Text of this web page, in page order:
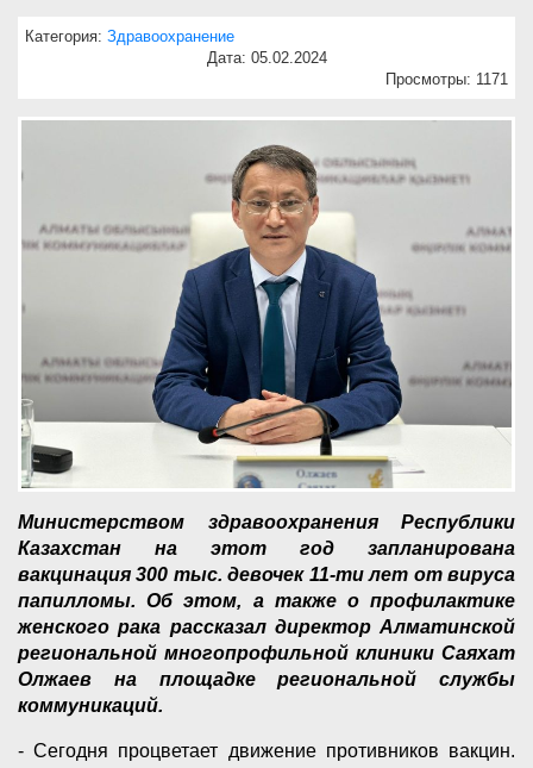
Категория: Здравоохранение
Дата: 05.02.2024
Просмотры: 1171
Министерством здравоохранения Республики
Казахстан на этот год запланирована
вакцинация 300 тыс. девочек 11-ти лет от вируса
папилломы. Об этом, а также о профилактике
женского рака рассказал директор Алматинской
региональной многопрофильной клиники Саяхат
Олжаев на площадке региональной службы
коммуникаций.
- Сегодня процветает движение противников вакцин.